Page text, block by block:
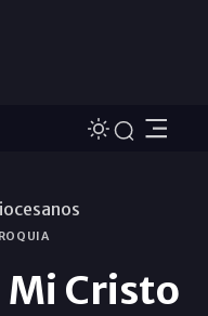
Cristo